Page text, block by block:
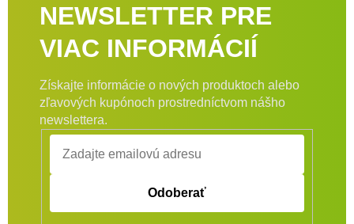
NEWSLETTER PRE
VIAC INFORMÁCIÍ
Získajte informácie o nových produktoch alebo
zľavových kupónoch prostredníctvom nášho
newslettera.
Odoberať